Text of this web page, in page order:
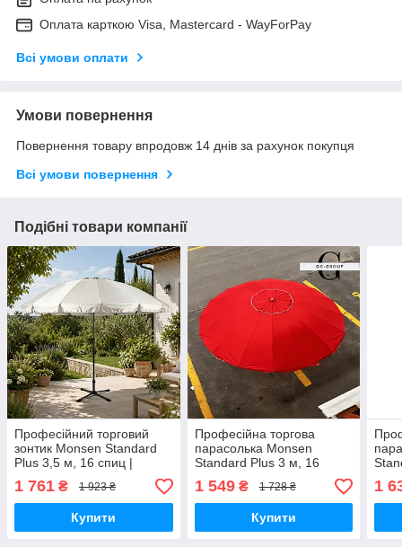
Оплата карткою Visa, Mastercard - WayForPay
Всі умови оплати
Умови повернення
Повернення товару впродовж 14 днів за рахунок покупця
Всі умови повернення
Подібні товари компанії
Професійний торговий
зонтик Monsen Standard
Plus 3,5 м, 16 спиц |
Виробництво Туреччина |
Посилений каркас,
вітростійкий,
1 761 ₴ 1 923 ₴
Купити
Професійна торгова
парасолька Monsen
Standard Plus 3 м, 16
спиць | Виробництво
Туреччина | Посилений
каркас, вітростійкий,
1 549₴ 1 728 ₴
Купити
1